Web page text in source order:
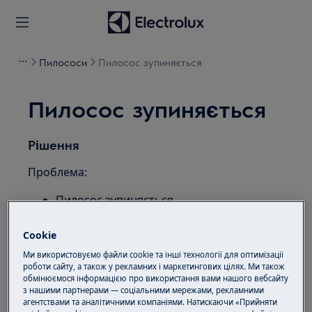
Пилососи Пилосос зупиняється
Пилосос зупиняється
Рішення
Проблема:
Пилосос зупиняється
Пилосос
Пилосос без торгів
Роздільна здатність:
Cookie
Ми використовуємо файли cookie та інші технології для оптимізації
роботи сайту, а також у рекламних і маркетингових цілях. Ми також
обмінюємося інформацією про використання вами нашого вебсайту
з нашими партнерами — соціальними мережами, рекламними
агентствами та аналітичними компаніями. Натискаючи «Прийняти